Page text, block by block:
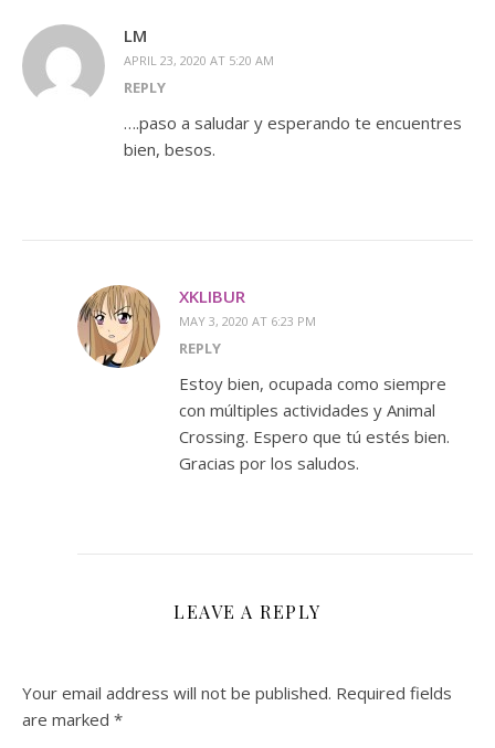
LM
APRIL 23, 2020 AT 5:20 AM
REPLY
….paso a saludar y esperando te encuentres
bien, besos.
XKLIBUR
MAY 3, 2020 AT 6:23 PM
REPLY
Estoy bien, ocupada como siempre
con múltiples actividades y Animal
Crossing. Espero que tú estés bien.
Gracias por los saludos.
LEAVE A REPLY
Your email address will not be published. Required fields
are marked *